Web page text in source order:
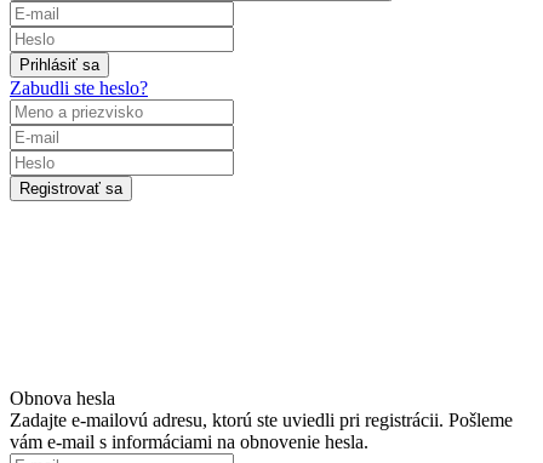
Prihlásiť sa
Zabudli ste heslo?
Registrovať sa
Obnova hesla
Zadajte e-mailovú adresu, ktorú ste uviedli pri registrácii. Pošleme
vám e-mail s informáciami na obnovenie hesla.